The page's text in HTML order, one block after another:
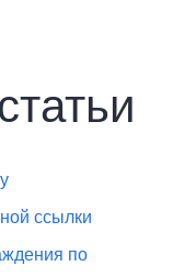
ссылки
по